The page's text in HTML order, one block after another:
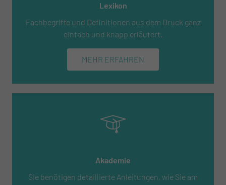
Lexikon
Fachbegriffe und Definitionen aus dem Druck ganz
einfach und knapp erläutert.
MEHR ERFAHREN
Akademie
Sie benötigen detaillierte Anleitungen, wie Sie am